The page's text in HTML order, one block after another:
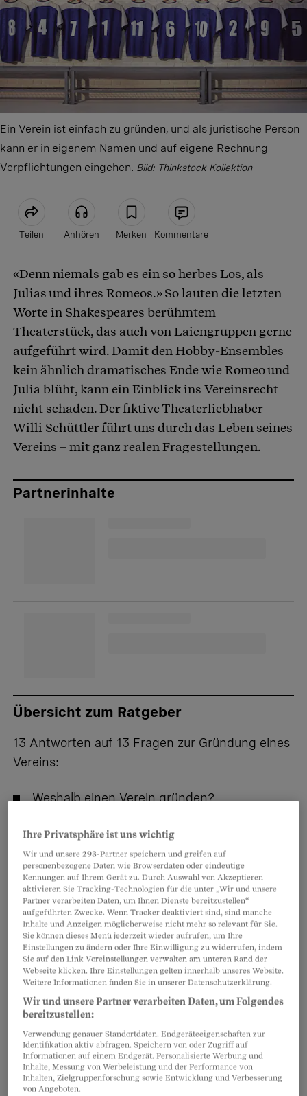
Ein Verein ist einfach zu gründen, und als juristische Person
kann er in eigenem Namen und auf eigene Rechnung
Verpflichtungen eingehen. Bild: Thinkstock Kollektion
Teilen Anhören Merken Kommentare
Artikel teilen
«Denn niemals gab es ein so herbes Los, als
Julias und ihres Romeos.» So lauten die letzten
Worte in Shakespeares berühmtem
Theaterstück, das auch von Laiengruppen gerne
aufgeführt wird. Damit den Hobby-Ensembles
kein ähnlich dramatisches Ende wie Romeo und
Julia blüht, kann ein Einblick ins Vereinsrecht
nicht schaden. Der fiktive Theaterliebhaber
Willi Schüttler führt uns durch das Leben seines
Vereins – mit ganz realen Fragestellungen.
Partnerinhalte
Übersicht zum Ratgeber
13 Antworten auf 13 Fragen zur Gründung eines
Vereins:
Weshalb einen Verein gründen?
Wie wird der Verein gegründet?
Was gehört in die Vereinsstatuten?
Wer ist wofür im Verein zuständig?
Wann gibt es eine Vereinsversammlung?
Wie läuft eine Vereinsversammlung ab?
Kann sich ein Mitglied an der Versammlung
vertreten lassen?
Wie werden Beschlüsse im Verein gefasst?
Kann man sich wehren gegen
Versammlungsbeschlüsse?
Ihre Privatsphäre ist uns wichtig
Wir und unsere293-Partner speichern und greifen auf
personenbezogene Daten wie Browserdaten oder eindeutige
Kennungen auf Ihrem Gerät zu. Durch Auswahl von Akzeptieren
aktivieren Sie Tracking-Technologien für die unter „Wir und unsere
Partner verarbeiten Daten, um Ihnen Dienste bereitzustellen“
aufgeführten Zwecke. Wenn Tracker deaktiviert sind, sind manche
Inhalte und Anzeigen möglicherweise nicht mehr so relevant für Sie.
Sie können dieses Menü jederzeit wieder aufrufen, um Ihre
Einstellungen zu ändern oder Ihre Einwilligung zu widerrufen, indem
Sie auf den Link Voreinstellungen verwalten am unteren Rand der
Webseite klicken. Ihre Einstellungen gelten innerhalb unseres Website.
Weitere Informationen finden Sie in unserer Datenschutzerklärung.
Wir und unsere Partner verarbeiten Daten, um Folgendes
bereitzustellen:
Verwendung genauer Standortdaten. Endgeräteeigenschaften zur
Identifikation aktiv abfragen. Speichern von oder Zugriff auf
Informationen auf einem Endgerät. Personalisierte Werbung und
Inhalte, Messung von Werbeleistung und der Performance von
Inhalten, Zielgruppenforschung sowie Entwicklung und Verbesserung
von Angeboten.